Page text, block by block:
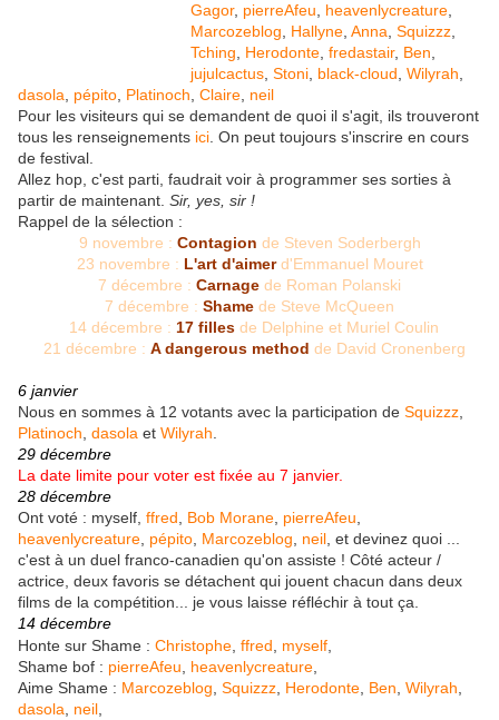
Gagor, pierreAfeu heavenlycreature
Marcozeblog
Hallyne Anna Squizzz
Tching
Herodonte fredastair, Ben
jujulcactus Stoni black-cloud Wilyrah
dasola
pépito Platinoch Claire neil
Pour les visiteurs qui se demandent de quoi il s'agit, ils trouveront
tous les renseignements ici . On peut toujours s'inscrire en cours
de festival.
Allez hop, c'est parti, faudrait voir à programmer ses sorties à
partir de maintenant. Sir, yes, sir !
Rappel de la sélection :
9 novembre : Contagion de Steven Soderbergh
23 novembre : L'art d'aimer d'Emmanuel Mouret
7 décembre : Carnage de Roman Polanski
7 décembre : Shame de Steve McQueen
14 décembre : 17 filles de Delphine et Muriel Coulin
21 décembre : A dangerous method de David Cronenberg
6 janvier
Nous en sommes à 12 votants avec la participation de Squizzz
Platinoch dasola et Wilyrah
29 décembre
La date limite pour voter est fixée au 7 janvier.
28 décembre
Ont voté : myself, ffred Bob Morane pierreAfeu
heavenlycreature pépito Marcozeblog neil , et devinez quoi ...
c'est à un duel franco-canadien qu'on assiste ! Côté acteur /
actrice, deux favoris se détachent qui jouent chacun dans deux
films de la compétition... je vous laisse réfléchir à tout ça.
14 décembre
Honte sur Shame : Christophe ffred myself
Shame bof : pierreAfeu heavenlycreature
Aime Shame : Marcozeblog Squizzz Herodonte Ben Wilyrah
dasola
neil